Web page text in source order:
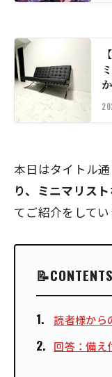
本日はタイトル通
り、ミニマリス
てご紹介をしてい
CONTENTS
読者様から
回答：備え